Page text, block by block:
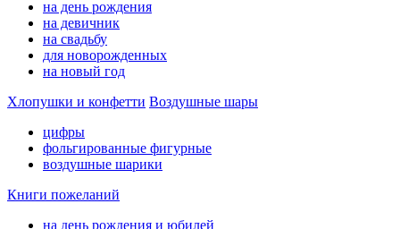
на день рождения
на девичник
на свадьбу
для новорожденных
на новый год
Хлопушки и конфетти Воздушные шары
цифры
фольгированные фигурные
воздушные шарики
Книги пожеланий
на день рождения и юбилей